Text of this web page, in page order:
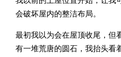
会破坏屋内的整洁布局。
最初我以为会在屋顶收尾，但
有一堆荒唐的圆石，我抬头看